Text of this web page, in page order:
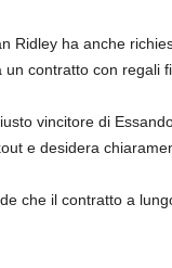
Ridley ha anche
un contratto con regali
vincitore di
e desidera
che il contratto a